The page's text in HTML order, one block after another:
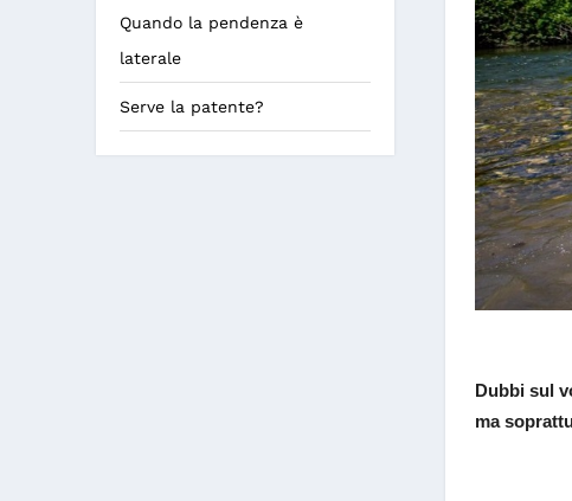
Quando la pendenza è
laterale
Serve la patente?
Dubbi sul
ma